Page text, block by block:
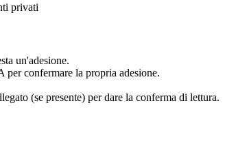
privati
un'adesione.
confermare la propria adesione.
(se presente) per dare la conferma di lettura.